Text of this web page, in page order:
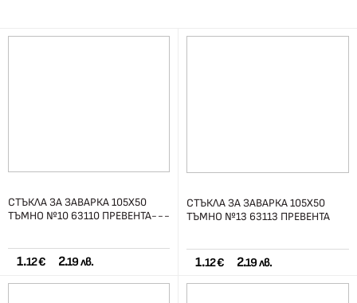
СТЪКЛА ЗА ЗАВАРКА 105Х50
ТЪМНО №10 63110 ПРЕВЕНТА---
1.12 € 2.19 лв.
СТЪКЛА ЗА ЗАВАРКА 105Х50
ТЪМНО №13 63113 ПРЕВЕНТА
1.12 € 2.19 лв.